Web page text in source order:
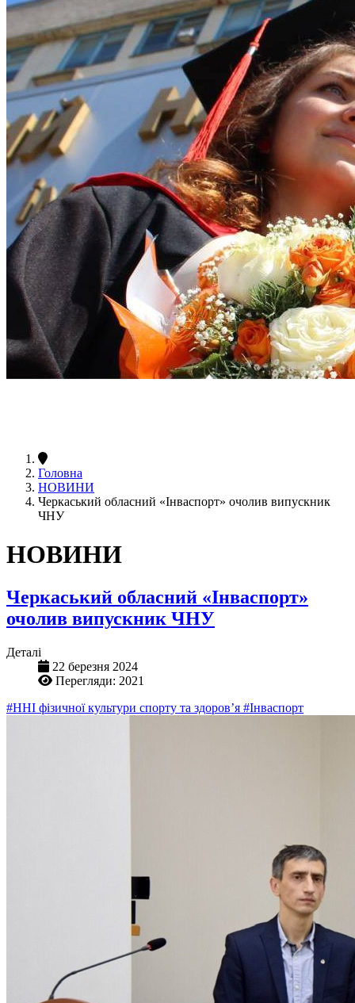
Головна
НОВИНИ
Черкаський обласний «Інваспорт» очолив випускник
ЧНУ
НОВИНИ
Черкаський обласний «Інваспорт»
очолив випускник ЧНУ
Деталі
22 березня 2024
Перегляди: 2021
#ННІ фізичної культури спорту та здоров’я #Інваспорт